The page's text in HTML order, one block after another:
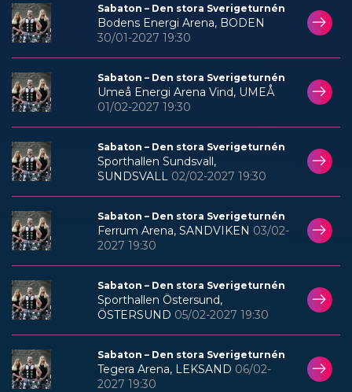
Sabaton – Den stora Sverigeturnén
Bodens Energi Arena, BODEN
30/01-2027 19:30
Sabaton – Den stora Sverigeturnén
Umeå Energi Arena Vind, UMEÅ
01/02-2027 19:30
Sabaton – Den stora Sverigeturnén
Sporthallen Sundsvall,
SUNDSVALL 02/02-2027 19:30
Sabaton – Den stora Sverigeturnén
Ferrum Arena, SANDVIKEN 03/02-
2027 19:30
Sabaton – Den stora Sverigeturnén
Sporthallen Östersund,
ÖSTERSUND 05/02-2027 19:30
Sabaton – Den stora Sverigeturnén
Tegera Arena, LEKSAND 06/02-
2027 19:30